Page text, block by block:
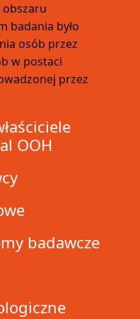
obszaru
badania było
osób przez
w postaci
przez
OOH
badawcze